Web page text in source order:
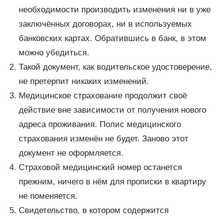
необходимости производить изменения ни в уже
заключённых договорах, ни в используемых
банковских картах. Обратившись в банк, в этом
можно убедиться.
Такой документ, как водительское удостоверение,
не претерпит никаких изменений.
Медицинское страхование продолжит своё
действие вне зависимости от получения нового
адреса проживания. Полис медицинского
страхования изменён не будет. Заново этот
документ не оформляется.
Страховой медицинский номер останется
прежним, ничего в нём для прописки в квартиру
не поменяется.
Свидетельство, в котором содержится